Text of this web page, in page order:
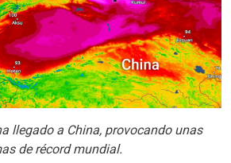
llegado a China, provocando unas
de récord mundial.